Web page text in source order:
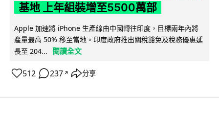
基地 上年組裝增至5500萬部
Apple 加速將 iPhone 生產線由中國轉往印度，目標兩年內將
產量最高 50% 移至當地。印度政府推出關稅豁免及稅務優惠延
長至 204...
閱讀全文
512 237 ↗ 分享